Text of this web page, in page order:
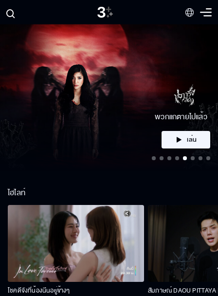
คลิก
ไฮไลท์
โชคดีจังที่น้องนีนอยู่ข้างๆ สัมภาษณ์ DAOU PITTAYA